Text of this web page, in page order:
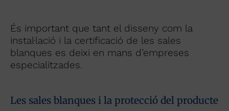
És important que tant el disseny com la
instal·lació i la certificació de les sales
blanques es deixi en mans d’empreses
especialitzades.
Les sales blanques i la protecció del producte